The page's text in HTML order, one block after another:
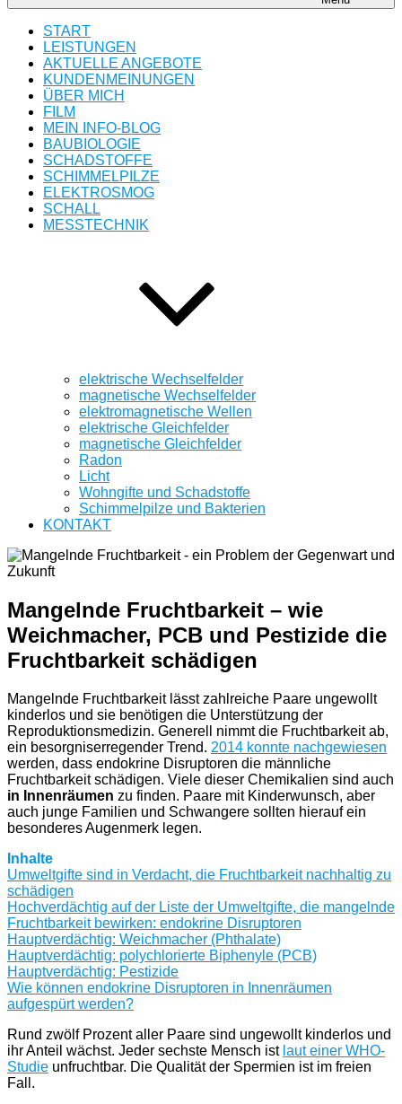
START
LEISTUNGEN
AKTUELLE ANGEBOTE
KUNDENMEINUNGEN
ÜBER MICH
FILM
MEIN INFO-BLOG
BAUBIOLOGIE
SCHADSTOFFE
SCHIMMELPILZE
ELEKTROSMOG
SCHALL
MESSTECHNIK
elektrische Wechselfelder
magnetische Wechselfelder
elektromagnetische Wellen
elektrische Gleichfelder
magnetische Gleichfelder
Radon
Licht
Wohngifte und Schadstoffe
Schimmelpilze und Bakterien
KONTAKT
Mangelnde Fruchtbarkeit – wie
Weichmacher, PCB und Pestizide die
Fruchtbarkeit schädigen
Mangelnde Fruchtbarkeit lässt zahlreiche Paare ungewollt
kinderlos und sie benötigen die Unterstützung der
Reproduktionsmedizin. Generell nimmt die Fruchtbarkeit ab,
ein besorgniserregender Trend. 2014 konnte nachgewiesen
werden, dass endokrine Disruptoren die männliche
Fruchtbarkeit schädigen. Viele dieser Chemikalien sind auch
in Innenräumen zu finden. Paare mit Kinderwunsch, aber
auch junge Familien und Schwangere sollten hierauf ein
besonderes Augenmerk legen.
Inhalte
Umweltgifte sind in Verdacht, die Fruchtbarkeit nachhaltig zu
schädigen
Hochverdächtig auf der Liste der Umweltgifte, die mangelnde
Fruchtbarkeit bewirken: endokrine Disruptoren
Hauptverdächtig: Weichmacher (Phthalate)
Hauptverdächtig: polychlorierte Biphenyle (PCB)
Hauptverdächtig: Pestizide
Wie können endokrine Disruptoren in Innenräumen
aufgespürt werden?
Rund zwölf Prozent aller Paare sind ungewollt kinderlos und
ihr Anteil wächst. Jeder sechste Mensch ist laut einer WHO-
Studie unfruchtbar. Die Qualität der Spermien ist im freien
Fall.